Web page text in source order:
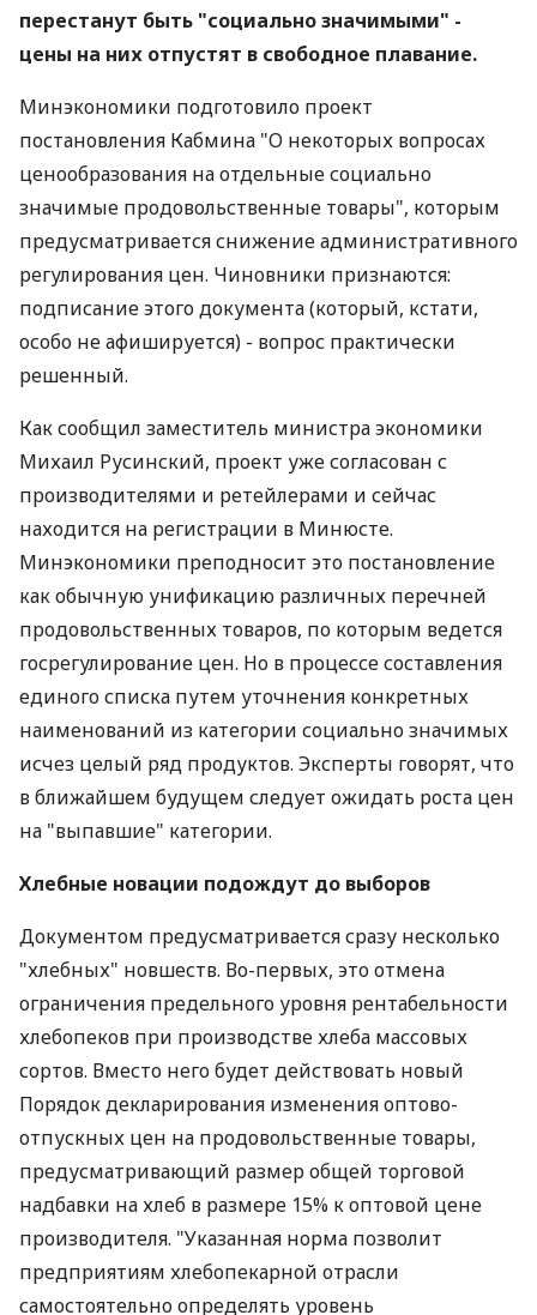
перестанут быть "социально значимыми" -
цены на них отпустят в свободное плавание.
Минэкономики подготовило проект
постановления Кабмина "О некоторых вопросах
ценообразования на отдельные социально
значимые продовольственные товары", которым
предусматривается снижение административного
регулирования цен. Чиновники признаются:
подписание этого документа (который, кстати,
особо не афишируется) - вопрос практически
решенный.
Как сообщил заместитель министра экономики
Михаил Русинский, проект уже согласован с
производителями и ретейлерами и сейчас
находится на регистрации в Минюсте.
Минэкономики преподносит это постановление
как обычную унификацию различных перечней
продовольственных товаров, по которым ведется
госрегулирование цен. Но в процессе составления
единого списка путем уточнения конкретных
наименований из категории социально значимых
исчез целый ряд продуктов. Эксперты говорят, что
в ближайшем будущем следует ожидать роста цен
на "выпавшие" категории.
Хлебные новации подождут до выборов
Документом предусматривается сразу несколько
"хлебных" новшеств. Во-первых, это отмена
ограничения предельного уровня рентабельности
хлебопеков при производстве хлеба массовых
сортов. Вместо него будет действовать новый
Порядок декларирования изменения оптово-
отпускных цен на продовольственные товары,
предусматривающий размер общей торговой
надбавки на хлеб в размере 15% к оптовой цене
производителя. "Указанная норма позволит
предприятиям хлебопекарной отрасли
самостоятельно определять уровень